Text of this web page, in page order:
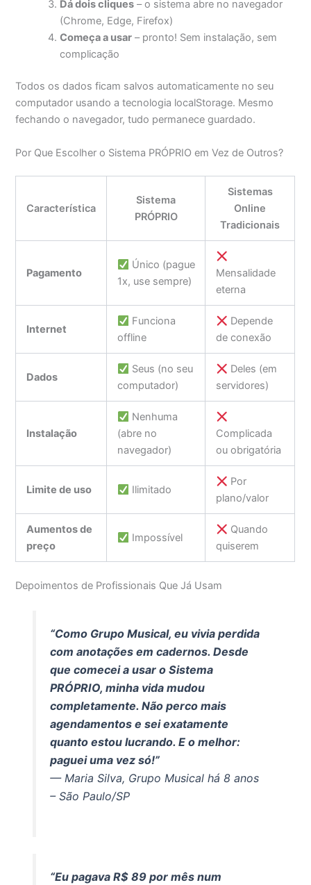
Dá dois cliques – o sistema abre no navegador
(Chrome, Edge, Firefox)
Começa a usar – pronto! Sem instalação, sem
complicação
Todos os dados ficam salvos automaticamente no seu
computador usando a tecnologia localStorage. Mesmo
fechando o navegador, tudo permanece guardado.
Por Que Escolher o Sistema PRÓPRIO em Vez de Outros?
Característica
Sistema
PRÓPRIO
Sistemas
Online
Tradicionais
Pagamento
Único (pague
1x, use sempre)
Mensalidade
eterna
Internet
Funciona
offline
Depende
de conexão
Dados
Seus (no seu
computador)
Deles (em
servidores)
Instalação
Nenhuma
(abre no
navegador)
Complicada
ou obrigatória
Limite de uso Ilimitado
Por
plano/valor
Aumentos de
preço
Impossível
Quando
quiserem
Depoimentos de Profissionais Que Já Usam
“Como Grupo Musical, eu vivia perdida
com anotações em cadernos. Desde
que comecei a usar o Sistema
PRÓPRIO, minha vida mudou
completamente. Não perco mais
agendamentos e sei exatamente
quanto estou lucrando. E o melhor:
paguei uma vez só!”
— Maria Silva, Grupo Musical há 8 anos
– São Paulo/SP
“Eu pagava R$ 89 por mês num